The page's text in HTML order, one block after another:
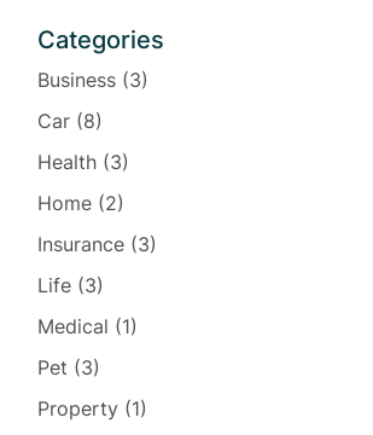
Categories
Business (3)
Car (8)
Health (3)
Home (2)
Insurance (3)
Life (3)
Medical (1)
Pet (3)
Property (1)